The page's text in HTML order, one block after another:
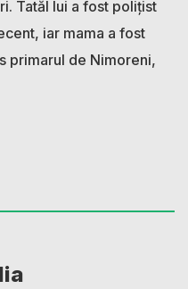
Tatăl lui a fost polițist
iar mama a fost
primarul de Nimoreni,